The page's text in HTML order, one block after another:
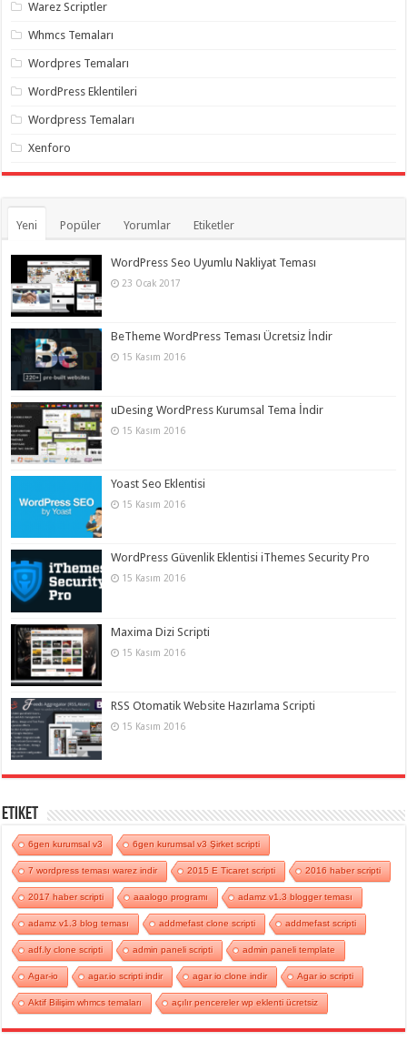
hilesi ,
takipçi
instagram
hilesi ,
Warez Scriptler
Whmcs Temaları
Wordpres Temaları
WordPress Eklentileri
Wordpress Temaları
Xenforo
Yeni Popüler Yorumlar Etiketler
WordPress Seo Uyumlu Nakliyat Teması
23 Ocak 2017
BeTheme WordPress Teması Ücretsiz İndir
15 Kasım 2016
uDesing WordPress Kurumsal Tema İndir
15 Kasım 2016
Yoast Seo Eklentisi
15 Kasım 2016
WordPress Güvenlik Eklentisi iThemes Security Pro
15 Kasım 2016
Maxima Dizi Scripti
15 Kasım 2016
RSS Otomatik Website Hazırlama Scripti
15 Kasım 2016
Etiket
6gen kurumsal v3 6gen kurumsal v3 Şirket scripti
7 wordpress teması warez indir 2015 E Ticaret scripti 2016 haber scripti
2017 haber scripti aaalogo programı adamz v1.3 blogger teması
adamz v1.3 blog teması addmefast clone scripti addmefast scripti
adf.ly clone scripti admin paneli scripti admin paneli template
Agar-io agar.io scripti indir agar io clone indir Agar io scripti
Aktif Bilişim whmcs temaları açılır pencereler wp eklenti ücretsiz